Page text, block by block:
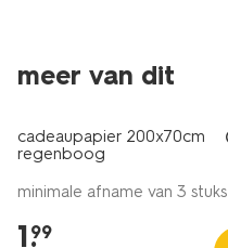
meer van dit
cadeaupapier 200x70cm
regenboog
minimale afname van 3 stuks
1.
99